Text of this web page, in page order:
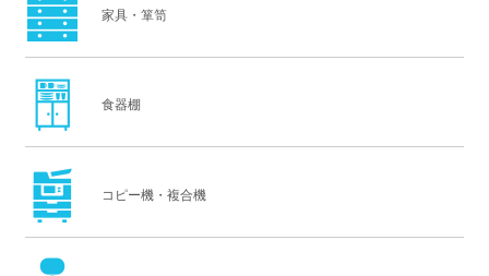
家具・箪笥
食器棚
コピー機・複合機